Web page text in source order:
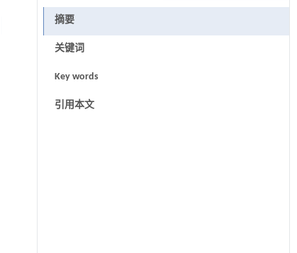
摘要
关键词
Key words
引用本文